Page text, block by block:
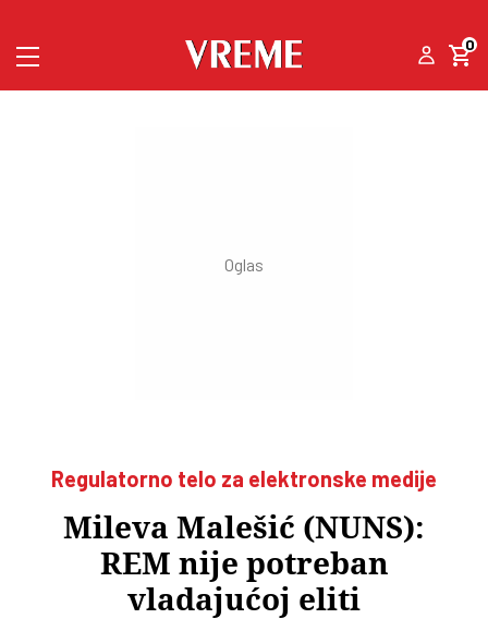
0
Regulatorno telo za elektronske medije
Mileva Malešić (NUNS):
REM nije potreban
vladajućoj eliti